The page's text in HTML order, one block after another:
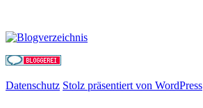
Datenschutz Stolz präsentiert von WordPress